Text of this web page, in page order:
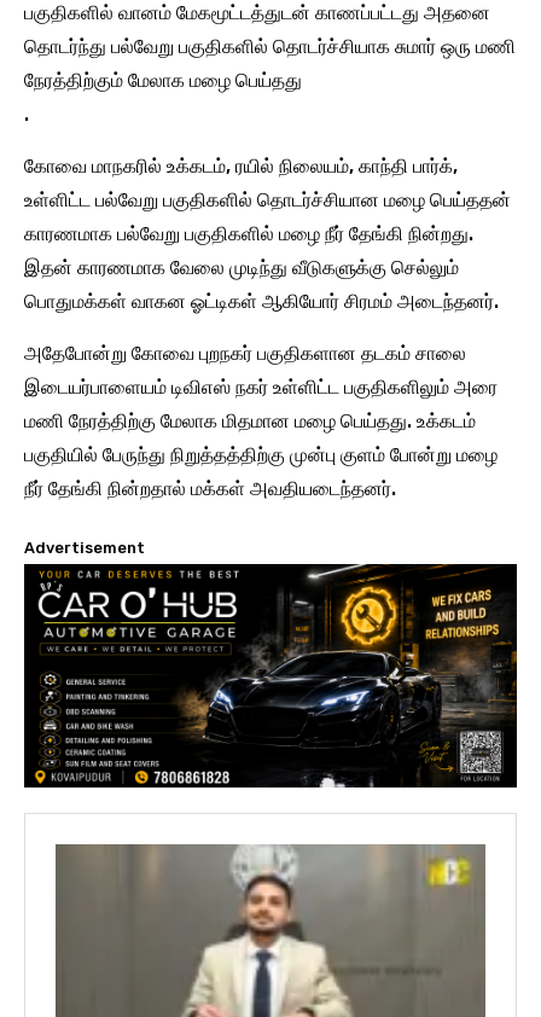
பகுதிகளில் வானம் மேகமூட்டத்துடன் காணப்பட்டது அதனை
தொடர்ந்து பல்வேறு பகுதிகளில் தொடர்ச்சியாக சுமார் ஒரு மணி
நேரத்திற்கும் மேலாக மழை பெய்தது
.
கோவை மாநகரில் உக்கடம், ரயில் நிலையம், காந்தி பார்க்,
உள்ளிட்ட பல்வேறு பகுதிகளில் தொடர்ச்சியான மழை பெய்ததன்
காரணமாக பல்வேறு பகுதிகளில் மழை நீர் தேங்கி நின்றது.
இதன் காரணமாக வேலை முடிந்து வீடுகளுக்கு செல்லும்
பொதுமக்கள் வாகன ஓட்டிகள் ஆகியோர் சிரமம் அடைந்தனர்.
அதேபோன்று கோவை புறநகர் பகுதிகளான தடகம் சாலை
இடையர்பாளையம் டிவிஎஸ் நகர் உள்ளிட்ட பகுதிகளிலும் அரை
மணி நேரத்திற்கு மேலாக மிதமான மழை பெய்தது. உக்கடம்
பகுதியில் பேருந்து நிறுத்தத்திற்கு முன்பு குளம் போன்று மழை
நீர் தேங்கி நின்றதால் மக்கள் அவதியடைந்தனர்.
Advertisement